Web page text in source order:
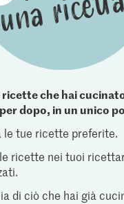
che hai
dopo, in un unico
le tue ricette preferite.
ricette nei tuoi
di ciò che hai già